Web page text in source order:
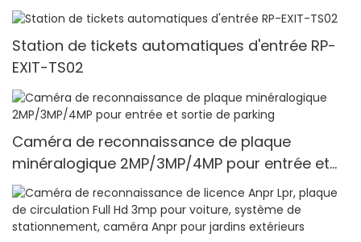
Station de tickets automatiques d'entrée RP-
EXIT-TS02
Caméra de reconnaissance de plaque
minéralogique 2MP/3MP/4MP pour entrée et
sortie de parking